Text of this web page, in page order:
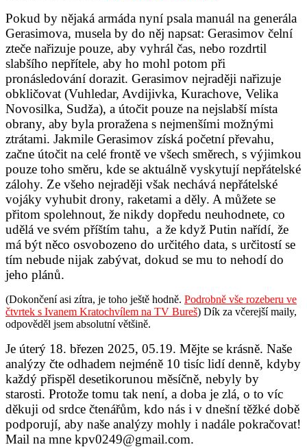
Pokud by nějaká armáda nyní psala manuál na generála
Gerasimova, musela by do něj napsat: Gerasimov čelní
zteče nařizuje pouze, aby vyhrál čas, nebo rozdrtil
slabšího nepřítele, aby ho mohl potom při
pronásledování dorazit. Gerasimov nejraději nařizuje
obkličovat (Vuhledar, Avdijivka, Kurachove, Velika
Novosilka, Sudža), a útočit pouze na nejslabší místa
obrany, aby byla proražena s nejmenšími možnými
ztrátami. Jakmile Gerasimov získá početní převahu,
začne útočit na celé frontě ve všech směrech, s výjimkou
pouze toho směru, kde se aktuálně vyskytují nepřátelské
zálohy. Ze všeho nejraději však nechává nepřátelské
vojáky vyhubit drony, raketami a děly. A můžete se
přitom spolehnout, že nikdy dopředu neuhodnete, co
udělá ve svém příštím tahu, a že když Putin nařídí, že
má být něco osvobozeno do určitého data, s určitostí se
tím nebude nijak zabývat, dokud se mu to nehodí do
jeho plánů.
(Dokončení asi zítra, je toho ještě hodně. Podrobně vše rozeberu ve
čtvrtek s Ivanem Kratochvílem na TV Bureš) Dík za včerejší maily,
odpověděl jsem absolutní většině.
Je úterý 18. březen 2025, 05.19. Mějte se krásně. Naše
analýzy čte odhadem nejméně 10 tisíc lidí denně, kdyby
každý přispěl desetikorunou měsíčně, nebyly by
starosti. Protože tomu tak není, a doba je zlá, o to víc
děkuji od srdce čtenářům, kdo nás i v dnešní těžké době
podporují, aby naše analýzy mohly i nadále pokračovat!
Mail na mne kpv0249@gmail.com.